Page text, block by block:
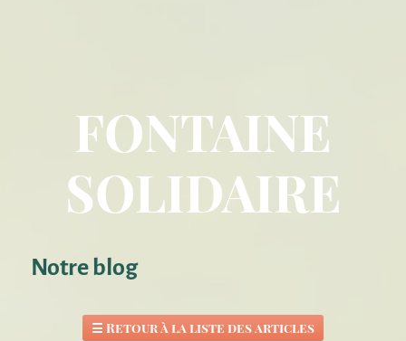
FONTAINE
SOLIDAIRE
Notre blog
☰ Retour à la liste des articles